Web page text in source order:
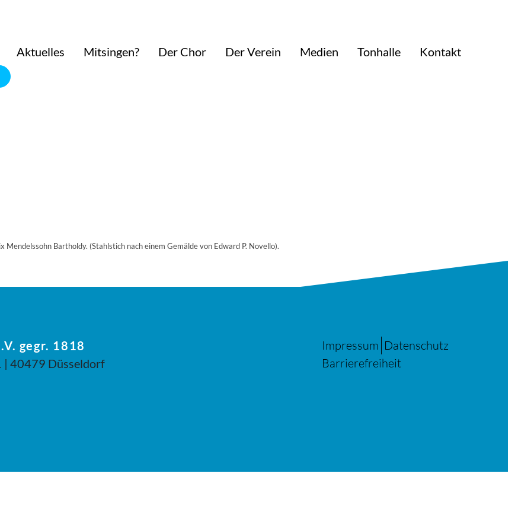
Aktuelles Mitsingen? Der Chor Der Verein Medien Tonhalle
Kontakt
Bartholdy. (Stahlstich nach einem Gemälde von Edward P. Novello).
gegr. 1818
| 40479 Düsseldorf
Impressum Datenschutz
Barrierefreiheit